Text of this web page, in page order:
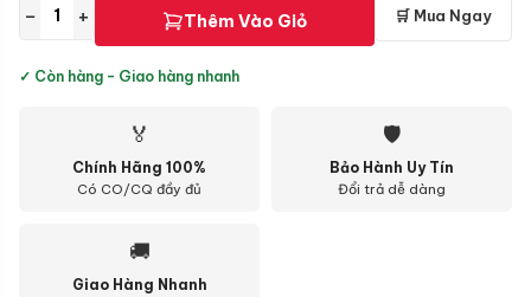
− + Thêm Vào Giỏ 🛒 Mua Ngay
✓ Còn hàng - Giao hàng nhanh
🏅
Chính Hãng 100%
Có CO/CQ đầy đủ
🛡
Bảo Hành Uy Tín
Đổi trả dễ dàng
🚚
Giao Hàng Nhanh